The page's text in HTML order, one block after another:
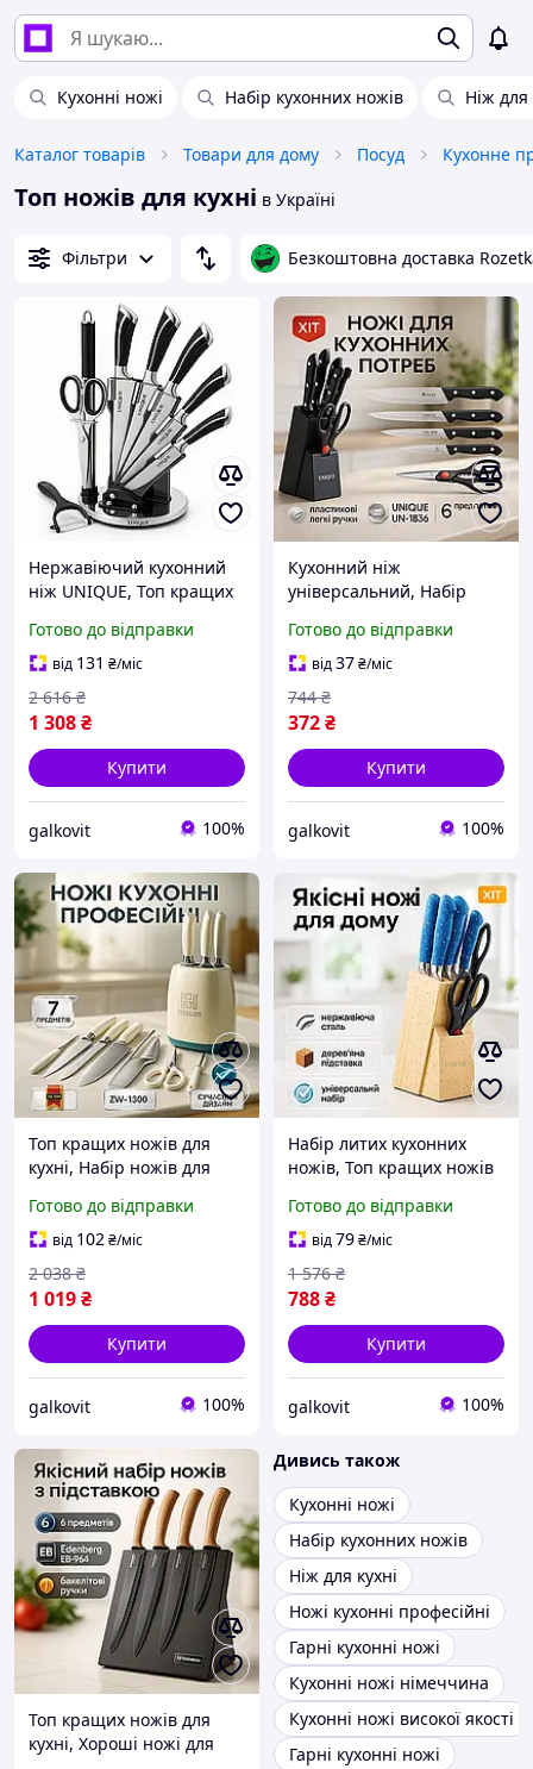
Кухонні ножі Набір кухонних ножів Ніж для
Каталог товарів Товари для дому Посуд Кухонне
Топ ножів для кухні в Україні
Фільтри Безкоштовна доставка
Нержавіючий кухонний
ніж UNIQUE, Топ кращих
Професійний кухонний
набір ножів LT-75
Готово до відправки
від 131 ₴/міс
1 308₴
2 616 ₴
Купити
galkovit 100%
Кухонний ніж
універсальний, Набір
універсальний, Топ
кращих ножів для кухні
VC-60
Готово до відправки
від37₴/міс
372₴
744 ₴
Купити
galkovit 100%
Топ кращих ножів для
кухні, Набір ножів для
Красиві кухонні ножі SX-
15
Готово до відправки
від 102₴/міс
1 019₴
2 038 ₴
Купити
galkovit 100%
Набір литих кухонних
ножів, Топ кращих ножів
універсальний YZ-77
Готово до відправки
від79₴/міс
788₴
1 576 ₴
Купити
galkovit 100%
Топ кращих ножів для
кухні, Хороші ножі для
Дивись також
Кухонні ножі
Набір кухонних ножів
Ніж для кухні
Ножі кухонні професійні
Гарні кухонні ножі
Кухонні ножі німеччина
Кухонні ножі високої якості
Гарні кухонні ножі